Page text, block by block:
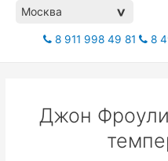
Москва >
8 911 998 49 81 8
Джон